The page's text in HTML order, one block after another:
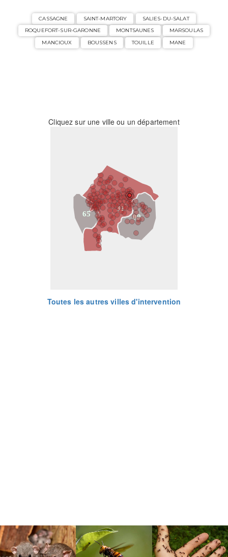
CASSAGNE SAINT-MARTORY
SALIES-DU-SALAT
ROQUEFORT-SUR-GARONNE
MONTSAUNES
MARSOULAS
MANCIOUX
BOUSSENS TOUILLE MANE
Cliquez sur une ville ou un département
31
09
65
Toutes les autres villes d'intervention